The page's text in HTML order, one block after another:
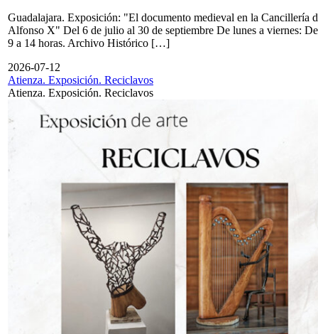
Guadalajara. Exposición: "El documento medieval en la Cancillería
Alfonso X" Del 6 de julio al 30 de septiembre De lunes a viernes: De
9 a 14 horas. Archivo Histórico […]
2026-07-12
Atienza. Exposición. Reciclavos
Atienza. Exposición. Reciclavos